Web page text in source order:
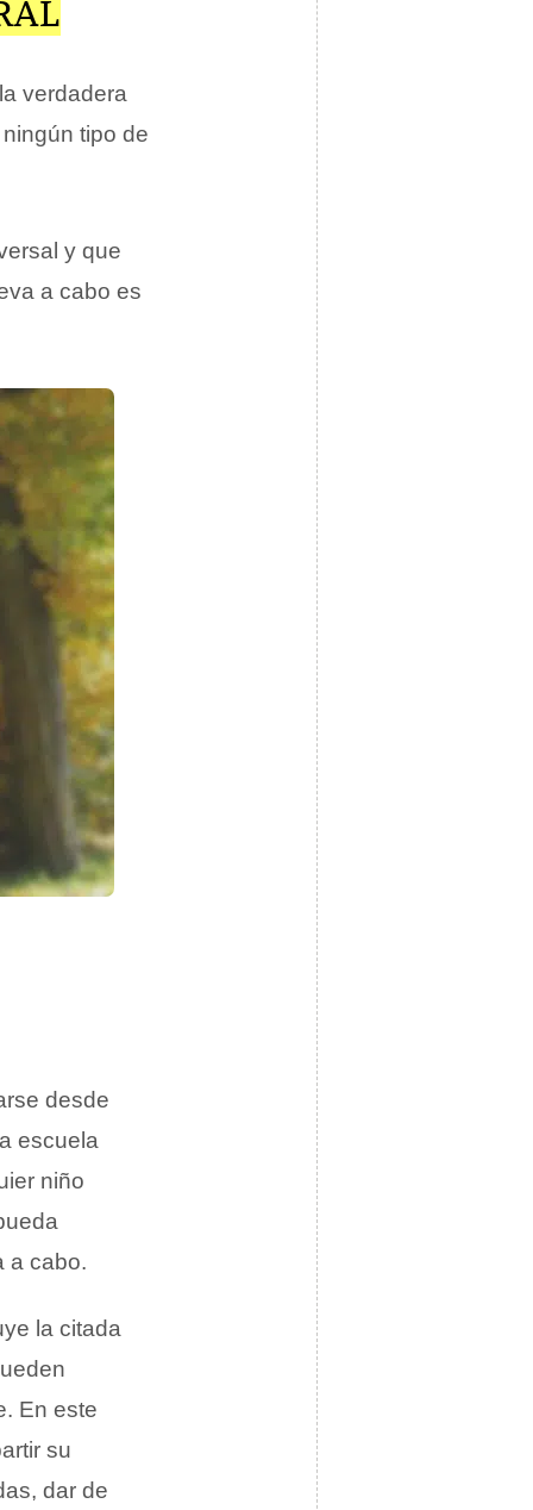
verdadera
tipo de
y que
a cabo es
desde
escuela
niño
a cabo.
la citada
En este
su
dar de